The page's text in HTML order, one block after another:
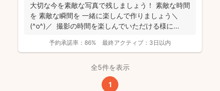
大切な今を素敵な写真で残しましょう！ 素敵な時間
を 素敵な瞬間を 一緒に楽しんで作りましょう＼
(^o^)／ 撮影の時間を楽しんでいただける様に...
予約承諾率： 86% 最終アクティブ： 3日以内
全5件を表示
1